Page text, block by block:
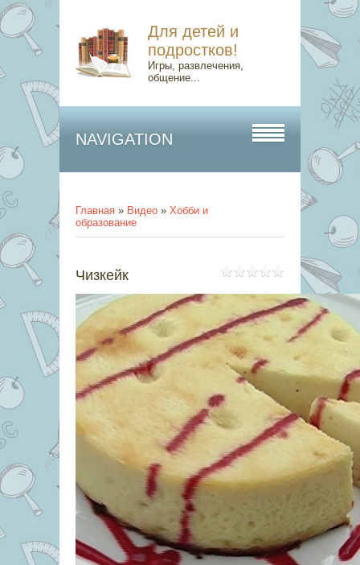
Для детей и
подростков!
Игры, развлечения,
общение...
NAVIGATION
Главная » Видео » Хобби и
образование
Чизкейк